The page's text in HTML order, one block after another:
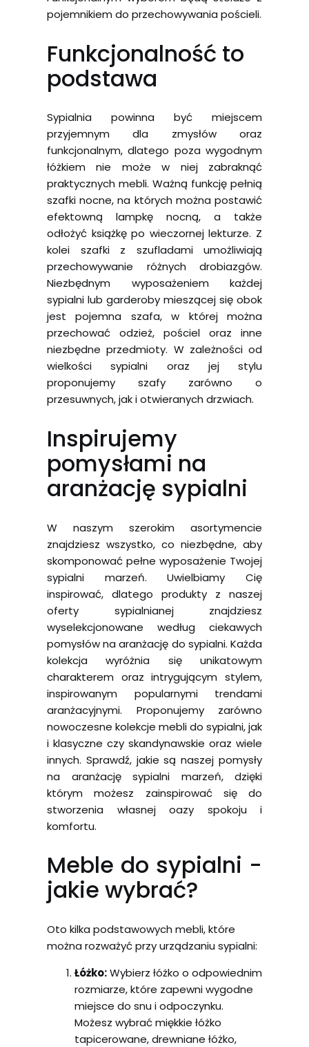
pojemnikiem do przechowywania pościeli.
Funkcjonalność to
podstawa
Sypialnia powinna być miejscem
przyjemnym dla zmysłów oraz
funkcjonalnym, dlatego poza wygodnym
łóżkiem nie może w niej zabraknąć
praktycznych mebli. Ważną funkcję pełnią
szafki nocne, na których można postawić
efektowną lampkę nocną, a także
odłożyć książkę po wieczornej lekturze. Z
kolei szafki z szufladami umożliwiają
przechowywanie różnych drobiazgów.
Niezbędnym wyposażeniem każdej
sypialni lub garderoby mieszącej się obok
jest pojemna szafa, w której można
przechować odzież, pościel oraz inne
niezbędne przedmioty. W zależności od
wielkości sypialni oraz jej stylu
proponujemy szafy zarówno o
przesuwnych, jak i otwieranych drzwiach.
Inspirujemy
pomysłami na
aranżację sypialni
W naszym szerokim asortymencie
znajdziesz wszystko, co niezbędne, aby
skomponować pełne wyposażenie Twojej
sypialni marzeń. Uwielbiamy Cię
inspirować, dlatego produkty z naszej
oferty sypialnianej znajdziesz
wyselekcjonowane według ciekawych
pomysłów na aranżację do sypialni. Każda
kolekcja wyróżnia się unikatowym
charakterem oraz intrygującym stylem,
inspirowanym popularnymi trendami
aranżacyjnymi. Proponujemy zarówno
nowoczesne kolekcje mebli do sypialni, jak
i klasyczne czy skandynawskie oraz wiele
innych. Sprawdź, jakie są naszej pomysły
na aranżację sypialni marzeń, dzięki
którym możesz zainspirować się do
stworzenia własnej oazy spokoju i
komfortu.
Meble do sypialni -
jakie wybrać?
Oto kilka podstawowych mebli, które
można rozważyć przy urządzaniu sypialni:
Łóżko:Wybierz łóżko o odpowiednim
rozmiarze, które zapewni wygodne
miejsce do snu i odpoczynku.
Możesz wybrać miękkie łóżko
tapicerowane, drewniane łóżko,